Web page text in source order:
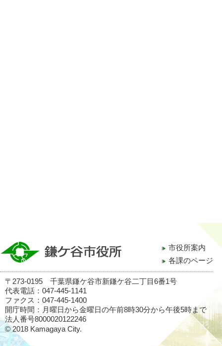
市役所案内
各課のページ
〒273-0195 千葉県鎌ケ谷市新鎌ケ谷二丁目6番1号
代表電話：047-445-1141
ファクス：047-445-1400
開庁時間：月曜日から金曜日の午前8時30分から午後5時まで
法人番号8000020122246
© 2018 Kamagaya City.